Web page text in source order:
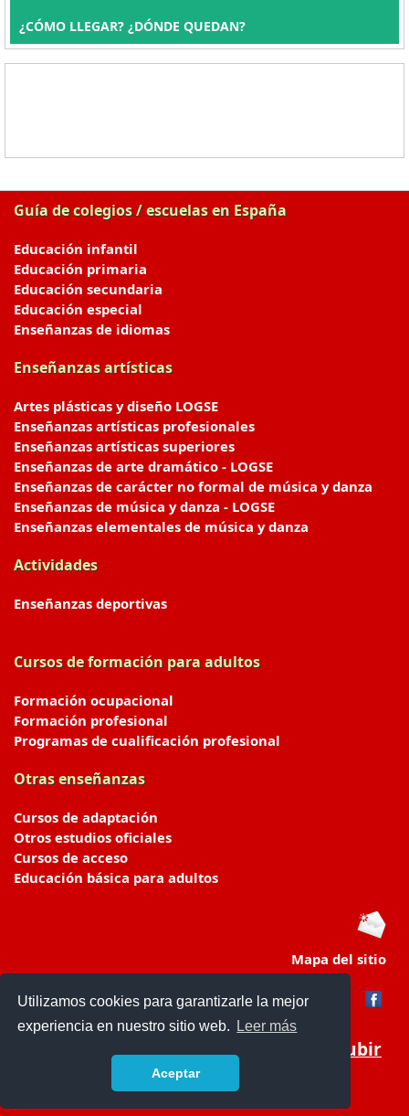
Utilizamos cookies para garantizarle la mejor
experiencia en nuestro sitio web.
Leer más
Aceptar
¿CÓMO LLEGAR? ¿DÓNDE QUEDAN?
Guía de colegios / escuelas en España
Educación infantil
Educación primaria
Educación secundaria
Educación especial
Enseñanzas de idiomas
Enseñanzas artísticas
Artes plásticas y diseño LOGSE
Enseñanzas artísticas profesionales
Enseñanzas artísticas superiores
Enseñanzas de arte dramático - LOGSE
Enseñanzas de carácter no formal de música y danza
Enseñanzas de música y danza - LOGSE
Enseñanzas elementales de música y danza
Actividades
Enseñanzas deportivas
Cursos de formación para adultos
Formación ocupacional
Formación profesional
Programas de cualificación profesional
Otras enseñanzas
Cursos de adaptación
Otros estudios oficiales
Cursos de acceso
Educación básica para adultos
Mapa del sitio
Subir